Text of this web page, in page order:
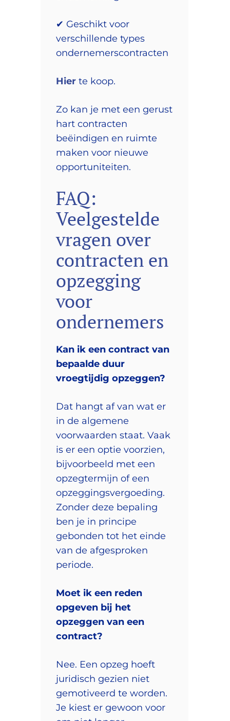
✔ Geschikt voor
verschillende types
ondernemerscontracten
Hier te koop.
Zo kan je met een gerust
hart contracten
beëindigen en ruimte
maken voor nieuwe
opportuniteiten.
FAQ:
Veelgestelde
vragen over
contracten en
opzegging
voor
ondernemers
Kan ik een contract van
bepaalde duur
vroegtijdig opzeggen?
Dat hangt af van wat er
in de algemene
voorwaarden staat. Vaak
is er een optie voorzien,
bijvoorbeeld met een
opzegtermijn of een
opzeggingsvergoeding.
Zonder deze bepaling
ben je in principe
gebonden tot het einde
van de afgesproken
periode.
Moet ik een reden
opgeven bij het
opzeggen van een
contract?
Nee. Een opzeg hoeft
juridisch gezien niet
gemotiveerd te worden.
Je kiest er gewoon voor